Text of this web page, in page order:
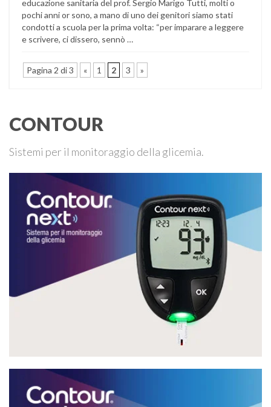
educazione sanitaria del prof. Sergio Marigo Tutti, molti o
pochi anni or sono, a mano di uno dei genitori siamo stati
condotti a scuola per la prima volta: “per imparare a leggere
e scrivere, ci dissero, sennò …
Pagina 2 di 3 « 1 2 3 »
CONTOUR
Sistemi per il monitoraggio della glicemia.